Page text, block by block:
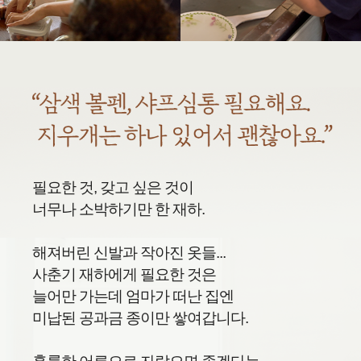
필요한 것, 갖고 싶은 것이
너무나 소박하기만 한 재하.
해져버린 신발과 작아진 옷들...
사춘기 재하에게 필요한 것은
늘어만 가는데 엄마가 떠난 집엔
미납된 공과금 종이만 쌓여갑니다.